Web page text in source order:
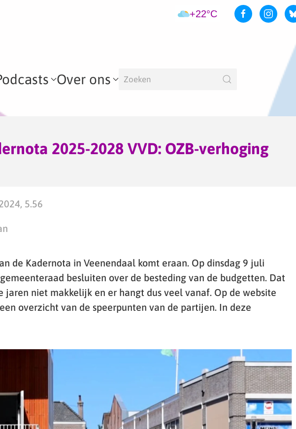
+22°C
Over ons
2025-2028 VVD: OZB-verhoging
5.56
de Kadernota in Veenendaal komt eraan. Op dinsdag 9 juli
besluiten over de besteding van de budgetten. Dat
jaren niet makkelijk en er hangt dus veel vanaf. Op de website
overzicht van de speerpunten van de partijen. In deze